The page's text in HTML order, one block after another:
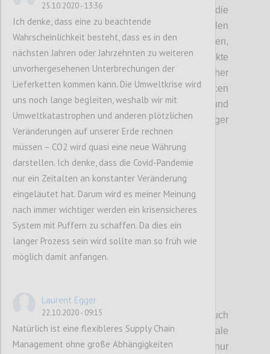
Handelsunionen und Abkommen,
schränkt die
Handlungsfähigkeit ein. Zusätzlich spielen
hier auch noch internationale Entwicklung en,
wie das Erstarken von Regimen, Konflikte
zwischen Großmächten und Ökonomischer
Imperialismus(StaatenkaufenRessourcen
und Firmen),einen großen Einfluss und
machendieZukunft noch
weniger
vorhersehbar.
P5
Wir haben indiesem Zusammenhang auch
darauf hingewiesen, dass internationale
Handelsabkommen
nicht nur
25.10.2020 - 13:36
Ich denke, dass eine zu beachtende
Wahrscheinlichkeit besteht, dass es in den
nächsten Jahren oder Jahrzehnten zu weiteren
unvorhergesehenen Unterbrechungen der
Lieferketten kommen kann. Die Umweltkrise wird
uns noch lange begleiten, weshalb wir mit
Umweltkatastrophen und anderen plötzlichen
Veränderungen auf unserer Erde rechnen
müssen – CO2 wird quasi eine neue Währung
darstellen. Ich denke, dass die Covid-Pandemie
nur ein Zeitalten an konstanter Veränderung
eingeläutet hat. Darum wird es meiner Meinung
nach immer wichtiger werden ein krisensicheres
System mit Puffern zu schaffen. Da dies ein
langer Prozess sein wird sollte man so früh wie
möglich damit anfangen.
Laurent Egger
22.10.2020 - 09:15
Natürlich ist eine flexibleres Supply Chain
Management ohne große Abhängigkeiten